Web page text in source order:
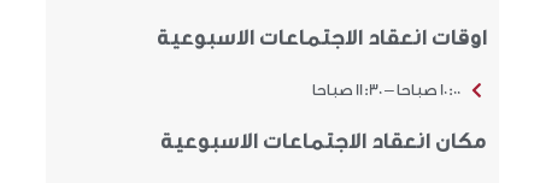
اوقات انعقاد الاجتماعات الاسبوعية
10:00 صباحا – 11:30 صباحا
مكان انعقاد الاجتماعات الاسبوعية